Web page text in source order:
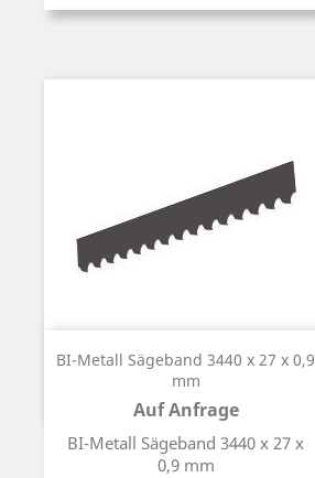
BI-Metall Sägeband 3440 x 27 x 0,9
mm
Auf Anfrage
Preis
BI-Metall Sägeband 3440 x 27 x
0,9 mm